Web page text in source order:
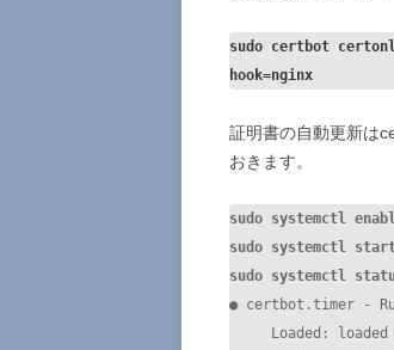
sudo certbot
hook=nginx
証明書の自動更新は
おきます。
sudo systemctl
sudo systemctl
sudo systemctl
● certbot.timer -